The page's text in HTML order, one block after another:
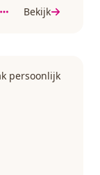
Bekijk
persoonlijk